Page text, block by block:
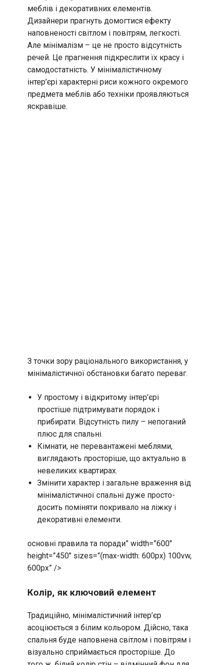
меблів і декоративних елементів.
Дизайнери прагнуть домогтися ефекту
наповненості світлом і повітрям, легкості.
Але мінімалізм – це не просто відсутність
речей. Це прагнення підкреслити їх красу і
самодостатність. У мінімалістичному
інтер’єрі характерні риси кожного окремого
предмета меблів або техніки проявляються
яскравіше.
З точки зору раціонального використання, у
мінімалістичної обстановки багато переваг.
У простому і відкритому інтер’єрі
простіше підтримувати порядок і
прибирати. Відсутність пилу – непоганий
плюс для спальні.
Кімнати, не перевантажені меблями,
виглядають просторіше, що актуально в
невеликих квартирах.
Змінити характер і загальне враження від
мінімалістичної спальні дуже просто-
досить поміняти покривало на ліжку і
декоративні елементи.
основні правила та поради” width=”600″
height=”450″ sizes=”(max-width: 600px) 100vw,
600px” />
Колір, як ключовий елемент
Традиційно, мінімалістичний інтер’єр
асоціюється з білим кольором. Дійсно, така
спальня буде наповнена світлом і повітрям і
візуально сприймається просторіше. До